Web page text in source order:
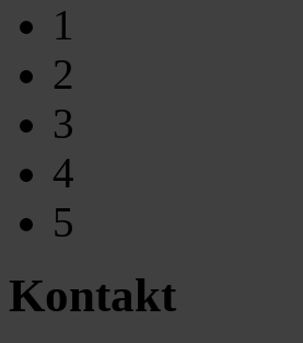
1
2
3
4
5
Kontakt